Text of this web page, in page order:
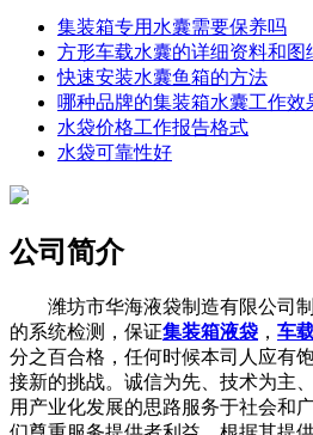
集装箱专用水囊需要保养吗
方形车载水囊的详细资料和图
快速安装水囊鱼箱的方法
哪种品牌的集装箱水囊工作效
水袋价格工作报告格式
水袋可靠性好
公司简介
潍坊市华海液袋制造有限公司制
的系统检测，保证集装箱液袋 ， 车
分之百合格，任何时候本司人应有
接新的挑战。诚信为先、技术为主
用产业化发展的思路服务于社会和